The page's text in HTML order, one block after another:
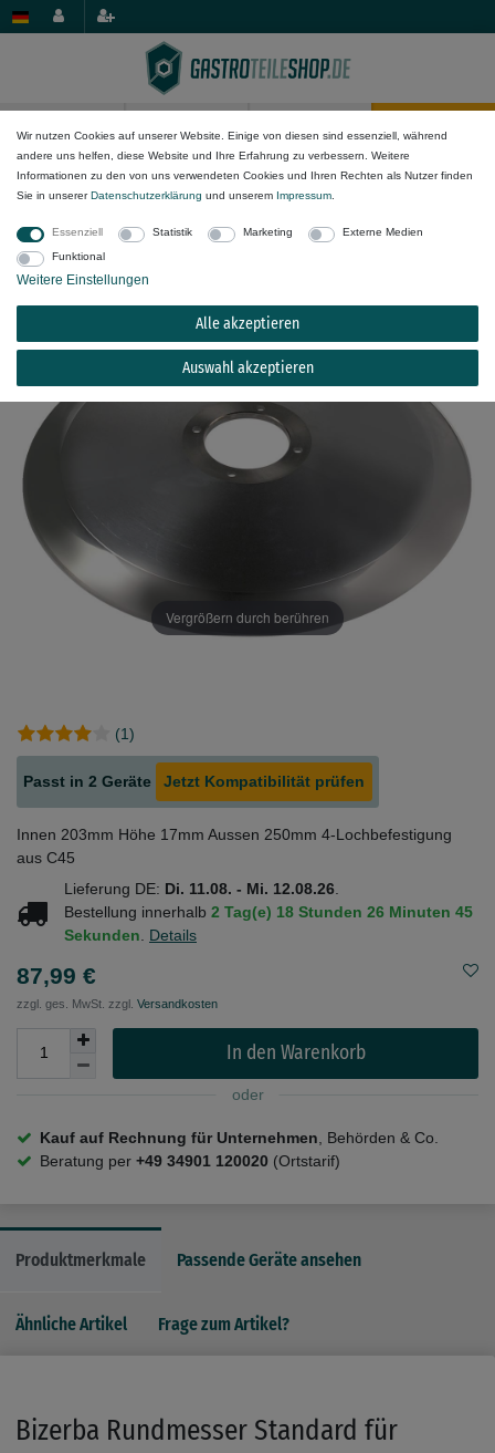
Geräte/Anwendung Aufschnittmaschine
VS6, VE6 Aufnahme ø 54mm
Vergrößern durch berühren
(1)
Passt in 2 Geräte Jetzt Kompatibilität prüfen
Innen 203mm Höhe 17mm Aussen 250mm 4-Lochbefestigung
aus C45
Lieferung DE: Di. 11.08. - Mi. 12.08.26
Bestellung innerhalb 2 Tag(e) 18 Stunden 26 Minuten 44
Sekunden
Details
87,99 €
zzgl. ges. MwSt. zzgl. Versandkosten
In den Warenkorb
oder
Kauf auf Rechnung für Unternehmen , Behörden & Co.
Beratung per +49 34901 120020 (Ortstarif)
Produktmerkmale Passende Geräte ansehen
Ähnliche Artikel Frage zum Artikel?
Bizerba Rundmesser Standard für
Wir nutzen Cookies auf unserer Website. Einige von diesen sind essenziell, während
andere uns helfen, diese Website und Ihre Erfahrung zu verbessern. Weitere
Informationen zu den von uns verwendeten Cookies und Ihren Rechten als Nutzer finden
Sie in unsererDaten­schutz­erklärung und unserem Impressum
Essenziell Statistik Marketing
Externe Medien
Funktional
Weitere Einstellungen
Alle akzeptieren
Auswahl akzeptieren